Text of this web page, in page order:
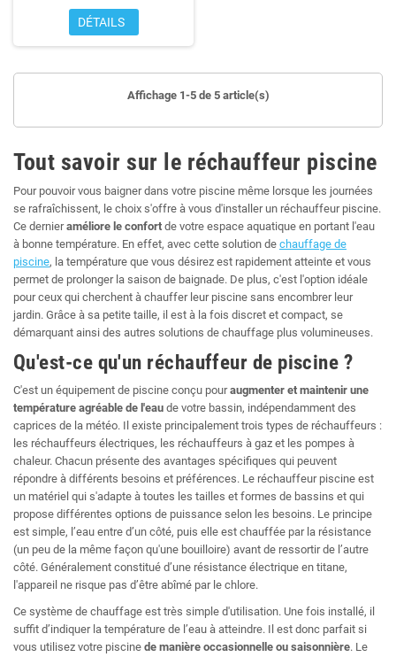
2,55 kg / 2,3 kg Contenu du kit :
Tés en PVC 3 x vannes à bille en
PVC (3 voies) 2 x flexibles 6 x
DÉTAILS
Affichage 1-5 de 5 article(s)
Tout savoir sur le réchauffeur piscine
Pour pouvoir vous baigner dans votre piscine même lorsque les journées
se rafraîchissent, le choix s'offre à vous d'installer un réchauffeur piscine.
Ce dernieraméliore le confort de votre espace aquatique en portant l'eau
à bonne température. En effet, avec cette solution de chauffage de
piscine, la température que vous désirez est rapidement atteinte et vous
permet de prolonger la saison de baignade. De plus, c'est l'option idéale
pour ceux qui cherchent à chauffer leur piscine sans encombrer leur
jardin. Grâce à sa petite taille, il est à la fois discret et compact, se
démarquant ainsi des autres solutions de chauffage plus volumineuses.
Qu'est-ce qu'un réchauffeur de piscine ?
C'est un équipement de piscine conçu pouraugmenter et maintenir une
température agréable de l'eau de votre bassin, indépendamment des
caprices de la météo. Il existe principalement trois types de réchauffeurs :
les réchauffeurs électriques, les réchauffeurs à gaz et les pompes à
chaleur. Chacun présente des avantages spécifiques qui peuvent
répondre à différents besoins et préférences. Le réchauffeur piscine est
un matériel qui s'adapte à toutes les tailles et formes de bassins et qui
propose différentes options de puissance selon les besoins. Le principe
est simple, l’eau entre d’un côté, puis elle est chauffée par la résistance
(un peu de la même façon qu'une bouilloire) avant de ressortir de l’autre
côté. Généralement constitué d’une résistance électrique en titane,
l'appareil ne risque pas d’être abîmé par le chlore.
Ce système de chauffage est très simple d'utilisation. Une fois installé, il
suffit d’indiquer la température de l’eau à atteindre. Il est donc parfait si
vous utilisez votre piscine de manière occasionnelle ou saisonnière. Le